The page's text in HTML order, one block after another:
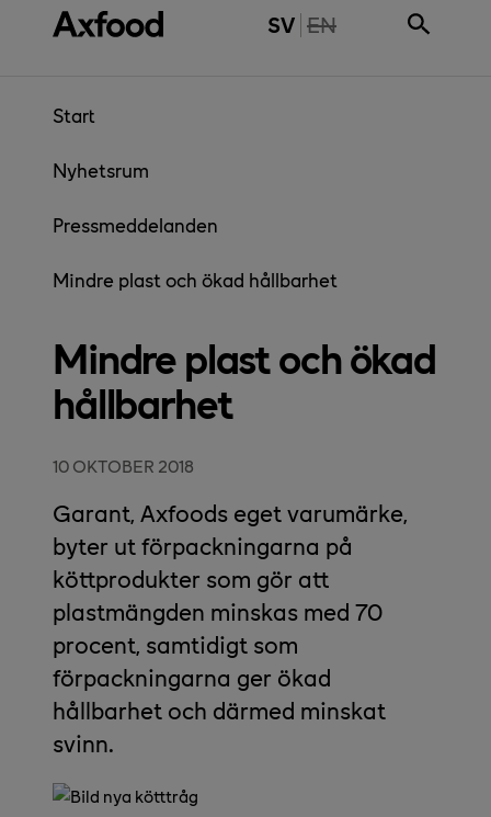
Gå direkt till innehåll SV THE PAGE IS NOT
EN
Start
Nyhetsrum
Pressmeddelanden
Mindre plast och ökad hållbarhet
Mindre plast och ökad
hållbarhet
10 OKTOBER 2018
Garant, Axfoods eget varumärke,
byter ut förpackningarna på
köttprodukter som gör att
plastmängden minskas med 70
procent, samtidigt som
förpackningarna ger ökad
hållbarhet och därmed minskat
svinn.